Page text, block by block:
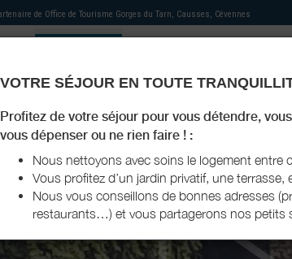
de Office de Tourisme Gorges du Tarn, Causses, Cévennes
MON HÉBERGEMENT MES RECOMMANDATIONS AGENDA
VOTRE SÉJOUR EN TOUTE
Profitez de votre séjour pour vous détendre,
vous dépenser ou ne rien faire ! :
Nous nettoyons avec soins le logement entre
Vous profitez d’un jardin privatif, une terrasse,
Nous vous conseillons de bonnes adresses
restaurants…) et vous partagerons nos petits